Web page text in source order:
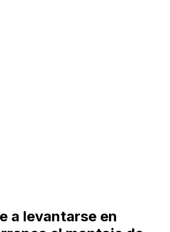
a levantarse en